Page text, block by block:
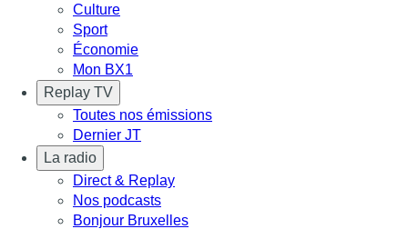
Culture
Sport
Économie
Mon BX1
Replay TV
Toutes nos émissions
Dernier JT
La radio
Direct & Replay
Nos podcasts
Bonjour Bruxelles